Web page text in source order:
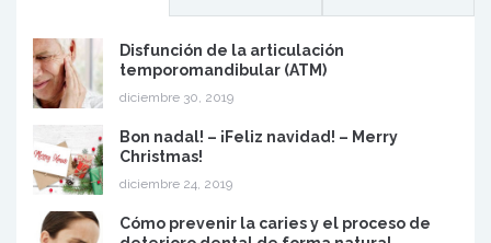
Disfunción de la articulación
temporomandibular (ATM)
diciembre 30, 2019
Bon nadal! – ¡Feliz navidad! – Merry
Christmas!
diciembre 24, 2019
Cómo prevenir la caries y el proceso de